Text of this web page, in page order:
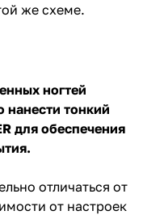
же схеме.
ногтей
нанести тонкий
для обеспечения
отличаться от
от настроек